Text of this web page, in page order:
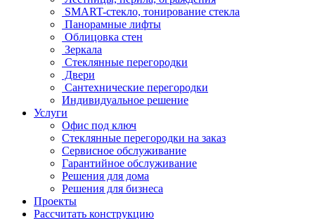
SMART-стекло, тонирование стекла
Панорамные лифты
Облицовка стен
Зеркала
Стеклянные перегородки
Двери
Сантехнические перегородки
Индивидуальное решение
Услуги
Офис под ключ
Стеклянные перегородки на заказ
Сервисное обслуживание
Гарантийное обслуживание
Решения для дома
Решения для бизнеса
Проекты
Рассчитать конструкцию